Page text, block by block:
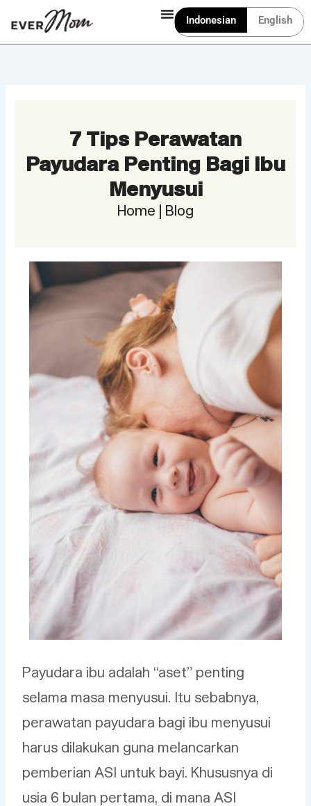
konten
Indonesian English
7 Tips Perawatan
Payudara Penting Bagi Ibu
Menyusui
Home | Blog
Payudara ibu adalah “aset” penting
selama masa menyusui. Itu sebabnya,
perawatan payudara bagi ibu menyusui
harus dilakukan guna melancarkan
pemberian ASI untuk bayi. Khususnya di
usia 6 bulan pertama, di mana ASI